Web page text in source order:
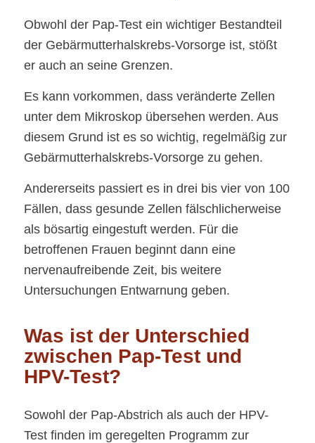
Obwohl der Pap-Test ein wichtiger Bestandteil
der Gebärmutterhalskrebs-Vorsorge ist, stößt
er auch an seine Grenzen.
Es kann vorkommen, dass veränderte Zellen
unter dem Mikroskop übersehen werden. Aus
diesem Grund ist es so wichtig, regelmäßig zur
Gebärmutterhalskrebs-Vorsorge zu gehen.
Andererseits passiert es in drei bis vier von 100
Fällen, dass gesunde Zellen fälschlicherweise
als bösartig eingestuft werden. Für die
betroffenen Frauen beginnt dann eine
nervenaufreibende Zeit, bis weitere
Untersuchungen Entwarnung geben.
Was ist der Unterschied
zwischen Pap-Test und
HPV-Test?
Sowohl der Pap-Abstrich als auch der HPV-
Test finden im geregelten Programm zur